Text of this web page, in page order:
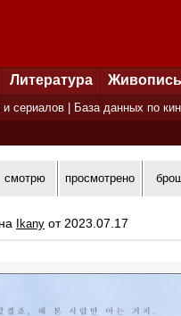
Литература Живопись
и сериалов База данных по
смотрю просмотрено
Ikany от 2023.07.17